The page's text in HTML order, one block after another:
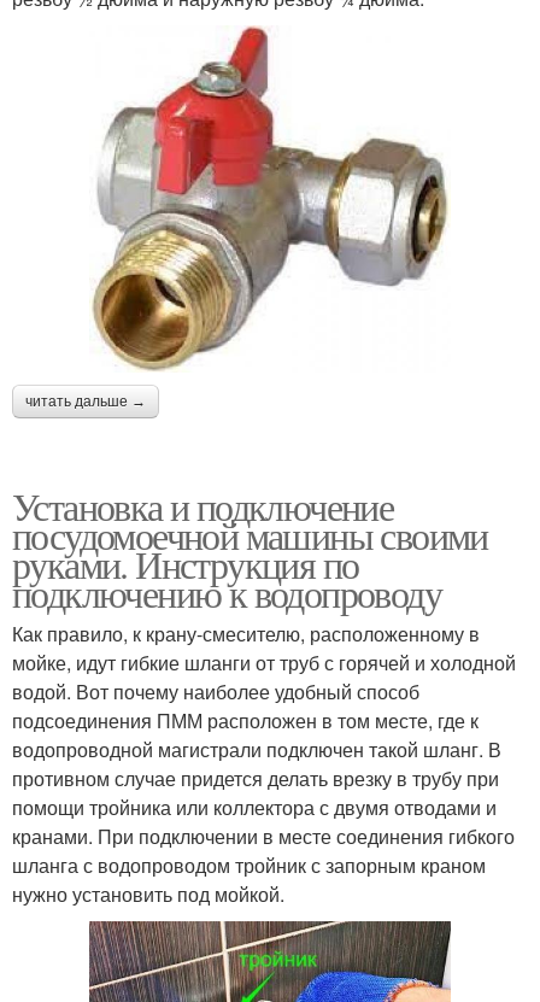
читать дальше →
Установка и подключение
посудомоечной машины своими
руками. Инструкция по
подключению к водопроводу
Как правило, к крану-смесителю, расположенному в
мойке, идут гибкие шланги от труб с горячей и холодной
водой. Вот почему наиболее удобный способ
подсоединения ПММ расположен в том месте, где к
водопроводной магистрали подключен такой шланг. В
противном случае придется делать врезку в трубу при
помощи тройника или коллектора с двумя отводами и
кранами. При подключении в месте соединения гибкого
шланга с водопроводом тройник с запорным краном
нужно установить под мойкой.